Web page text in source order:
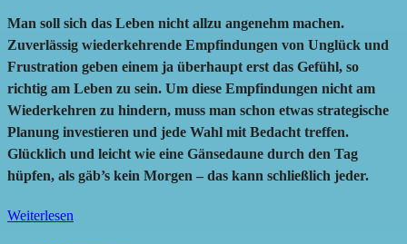
Man soll sich das Leben nicht allzu angenehm machen.
Zuverlässig wiederkehrende Empfindungen von Unglück und
Frustration geben einem ja überhaupt erst das Gefühl, so
richtig am Leben zu sein. Um diese Empfindungen nicht am
Wiederkehren zu hindern, muss man schon etwas strategische
Planung investieren und jede Wahl mit Bedacht treffen.
Glücklich und leicht wie eine Gänsedaune durch den Tag
hüpfen, als gäb’s kein Morgen – das kann schließlich jeder.
Weiterlesen